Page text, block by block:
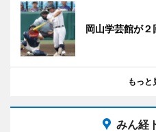
岡山学芸館が
もっと
みん経